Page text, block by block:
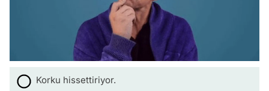
Korku hissettiriyor.